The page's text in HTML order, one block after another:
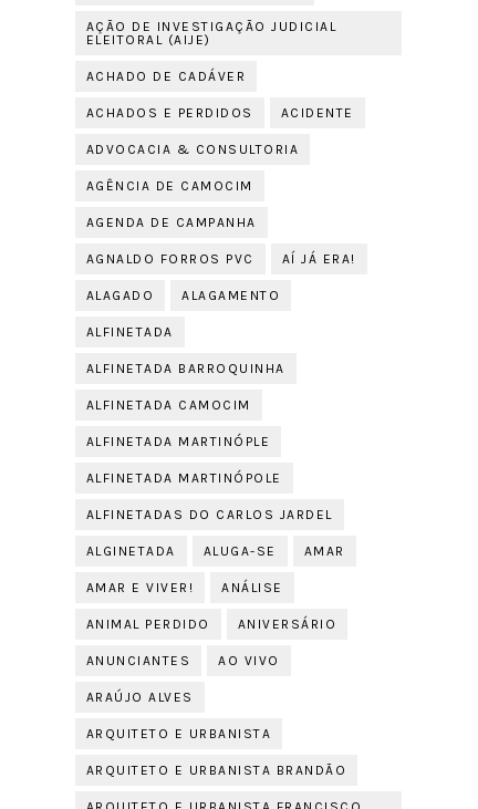
AÇÃO DE INVESTIGAÇÃO JUDICIAL
ELEITORAL (AIJE)
ACHADO DE CADÁVER
ACHADOS E PERDIDOS ACIDENTE
ADVOCACIA & CONSULTORIA
AGÊNCIA DE CAMOCIM
AGENDA DE CAMPANHA
AGNALDO FORROS PVC AÍ JÁ ERA!
ALAGADO ALAGAMENTO
ALFINETADA
ALFINETADA BARROQUINHA
ALFINETADA CAMOCIM
ALFINETADA MARTINÓPLE
ALFINETADA MARTINÓPOLE
ALFINETADAS DO CARLOS JARDEL
ALGINETADA ALUGA-SE AMAR
AMAR E VIVER! ANÁLISE
ANIMAL PERDIDO ANIVERSÁRIO
ANUNCIANTES AO VIVO
ARAÚJO ALVES
ARQUITETO E URBANISTA
ARQUITETO E URBANISTA BRANDÃO